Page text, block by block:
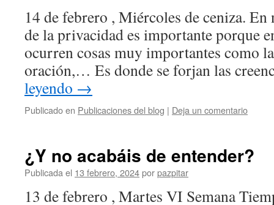
14 de febrero , Miércoles de ceniza.
de la privacidad es importante porque
ocurren cosas muy importantes como
oración,… Es donde se forjan las
leyendo →
Publicado en Publicaciones del blog | Deja un comentario
¿Y no acabáis de entender?
Publicada el 13 febrero, 2024porpazpitar
13 de febrero , Martes VI Semana